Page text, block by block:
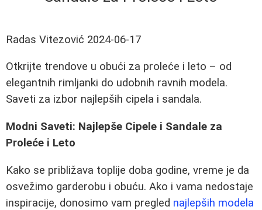
Radas Vitezović 2024-06-17
Otkrijte trendove u obući za proleće i leto – od
elegantnih rimljanki do udobnih ravnih modela.
Saveti za izbor najlepših cipela i sandala.
Modni Saveti: Najlepše Cipele i Sandale za
Proleće i Leto
Kako se približava toplije doba godine, vreme je da
osvežimo garderobu i obuću. Ako i vama nedostaje
inspiracije, donosimo vam pregled najlepših modela